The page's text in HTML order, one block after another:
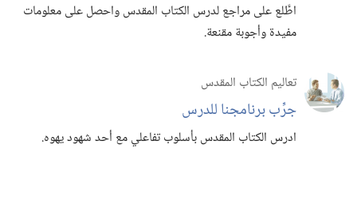
اطَّلع على مراجع لدرس الكتاب المقدس واحصل على معلومات
مفيدة وأجوبة مقنعة.‏
تعاليم الكتاب المقدس
جرِّب برنامجنا للدرس
ادرس الكتاب المقدس بأسلوب تفاعلي مع أحد شهود يهوه.‏